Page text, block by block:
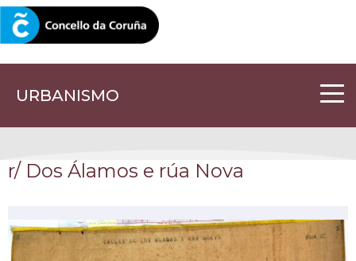
URBANISMO
CORUNA.GAL
r/ Dos Álamos e rúa Nova